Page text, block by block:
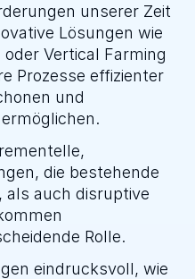
unserer Zeit
Lösungen wie
Vertical Farming
Prozesse effizienter
und
die bestehende
als auch disruptive
Rolle.
eindrucksvoll, wie